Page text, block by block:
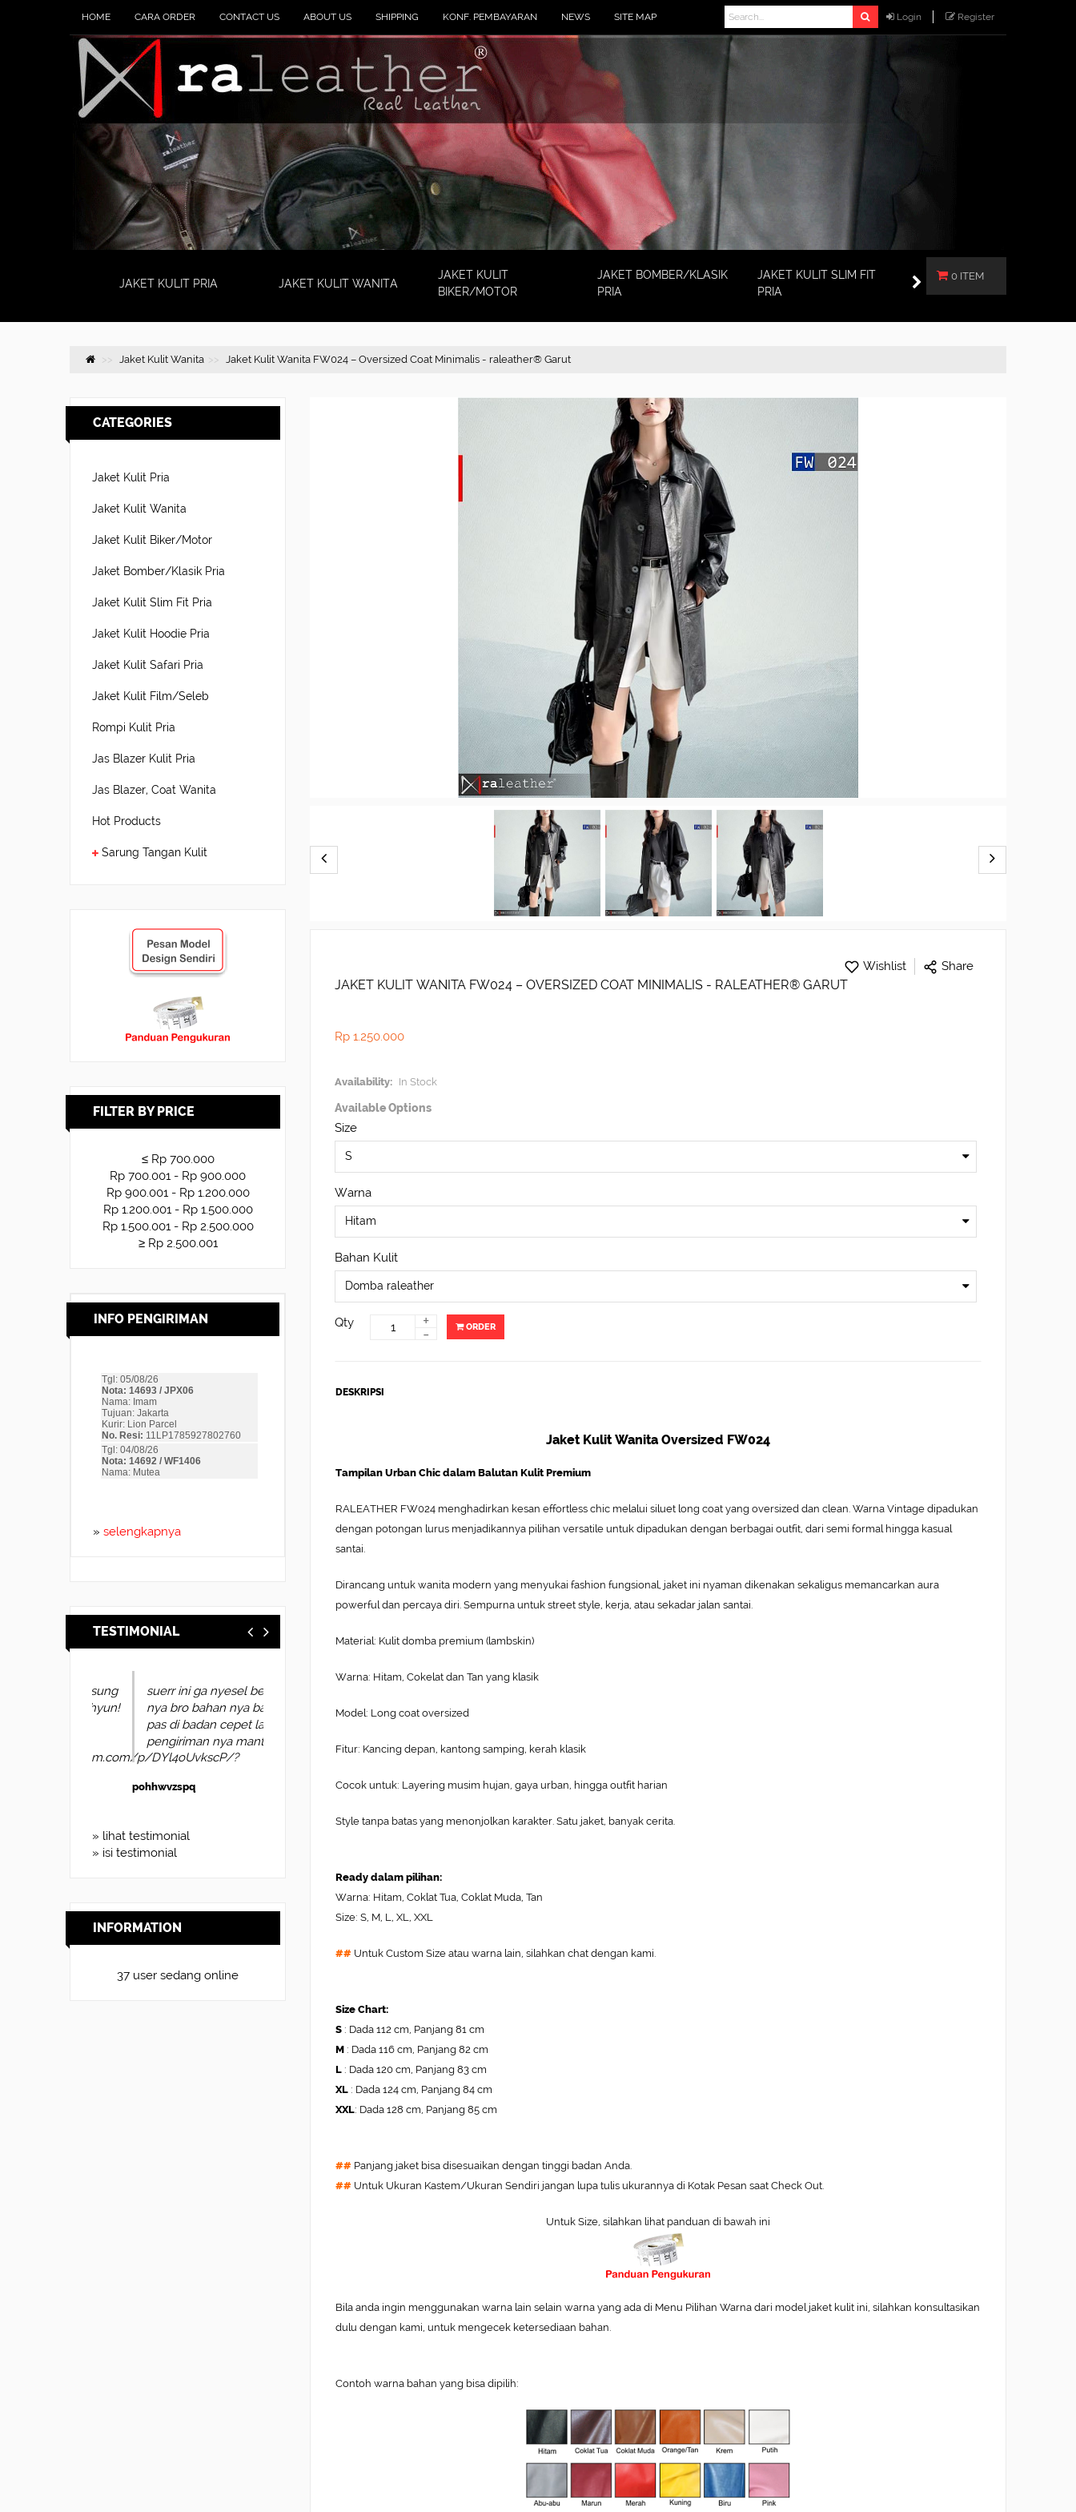
Login Register
HOME CARA ORDER CONTACT US ABOUT US SHIPPING KONF. PEMBAYARAN NEWS SITE MAP
0 ITEM
JAKET KULIT PRIA JAKET KULIT WANITA
JAKET KULIT
BIKER/MOTOR
JAKET BOMBER/KLASIK
PRIA
JAKET KULIT SLIM FIT
PRIA
Jaket Kulit Wanita Jaket Kulit Wanita FW024 – Oversized Coat Minimalis - raleather® Garut
CATEGORIES
Jaket Kulit Pria
Jaket Kulit Wanita
Jaket Kulit Biker/Motor
Jaket Bomber/Klasik Pria
Jaket Kulit Slim Fit Pria
Jaket Kulit Hoodie Pria
Jaket Kulit Safari Pria
Jaket Kulit Film/Seleb
Rompi Kulit Pria
Jas Blazer Kulit Pria
Jas Blazer, Coat Wanita
Hot Products
Sarung Tangan Kulit
FILTER BY PRICE
≤ Rp 700.000
Rp 700.001 - Rp 900.000
Rp 900.001 - Rp 1.200.000
Rp 1.200.001 - Rp 1.500.000
Rp 1.500.001 - Rp 2.500.000
≥ Rp 2.500.001
INFO PENGIRIMAN
» selengkapnya
TESTIMONIAL
suerr ini ga nyesel beli
nya bro bahan nya bagus
pas di badan cepet lagi
pengiriman nya mantap2
pohhwvzspq
» lihat testimonial
» isi testimonial
INFORMATION
37 user sedang online
Wishlist Share
JAKET KULIT WANITA FW024 – OVERSIZED COAT MINIMALIS - RALEATHER® GARUT
Rp 1.250.000
Availability: In Stock
Available Options
Size
Warna
Bahan Kulit
Qty +
- ORDER
DESKRIPSI
Jaket Kulit Wanita Oversized FW024
Tampilan Urban Chic dalam Balutan Kulit Premium
RALEATHER FW024 menghadirkan kesan effortless chic melalui siluet long coat yang oversized dan clean. Warna Vintage dipadukan
dengan potongan lurus menjadikannya pilihan versatile untuk dipadukan dengan berbagai outfit, dari semi formal hingga kasual
santai.
Dirancang untuk wanita modern yang menyukai fashion fungsional, jaket ini nyaman dikenakan sekaligus memancarkan aura
powerful dan percaya diri. Sempurna untuk street style, kerja, atau sekadar jalan santai.
Material: Kulit domba premium (lambskin)
Warna: Hitam, Cokelat dan Tan yang klasik
Model: Long coat oversized
Fitur: Kancing depan, kantong samping, kerah klasik
Cocok untuk: Layering musim hujan, gaya urban, hingga outfit harian
Style tanpa batas yang menonjolkan karakter. Satu jaket, banyak cerita.
Ready dalam pilihan:
Warna: Hitam, Coklat Tua, Coklat Muda, Tan
Size: S, M, L, XL, XXL
## Untuk Custom Size atau warna lain, silahkan chat dengan kami.
Size Chart:
S : Dada 112 cm, Panjang 81 cm
M : Dada 116 cm, Panjang 82 cm
L : Dada 120 cm, Panjang 83 cm
XL : Dada 124 cm, Panjang 84 cm
XXL: Dada 128 cm, Panjang 85 cm
## Panjang jaket bisa disesuaikan dengan tinggi badan Anda.
## Untuk Ukuran Kastem/Ukuran Sendiri jangan lupa tulis ukurannya di Kotak Pesan saat Check Out.
Untuk Size, silahkan lihat panduan di bawah ini
Bila anda ingin menggunakan warna lain selain warna yang ada di Menu Pilihan Warna dari model jaket kulit ini, silahkan konsultasikan
dulu dengan kami, untuk mengecek ketersediaan bahan.
Contoh warna bahan yang bisa dipilih: